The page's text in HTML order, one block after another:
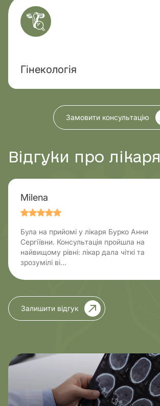
Гінекологія
Замовити консультацію
Відгуки про лікаря
Milena
Була на прийомі у лікаря Бурко Анни
Сергіївни. Консультація пройшла на
найвищому рівні: лікар дала чіткі та
зрозумілі ві...
Залишити відгук